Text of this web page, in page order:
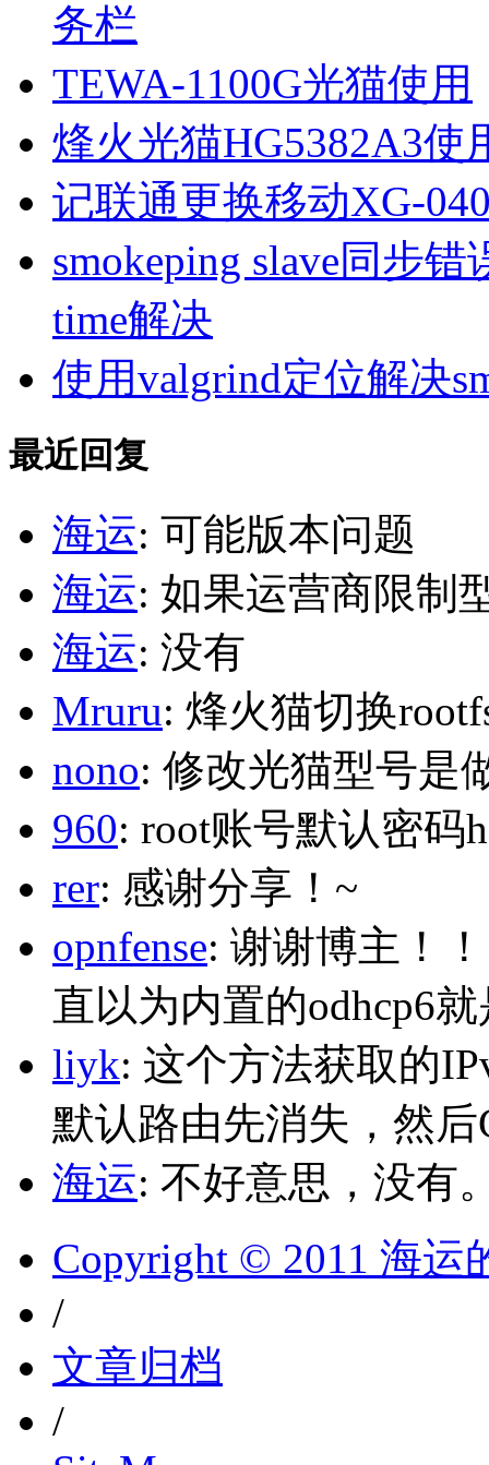
务栏
TEWA-1100G光猫使用
烽火光猫HG5382A3使
记联通更换移动XG-
smokeping slave同步错
time解决
使用valgrind定位解决
最近回复
海运: 可能版本问题
海运: 如果运营商限制
海运: 没有
Mruru: 烽火猫切换
nono: 修改光猫型号是
960: root账号默认密码
rer: 感谢分享！~
opnfense: 谢谢博主！
直以为内置的odhcp6
liyk: 这个方法获取的
默认路由先消失，然
海运: 不好意思，没有
Copyright © 2011 海运
/
文章归档
/